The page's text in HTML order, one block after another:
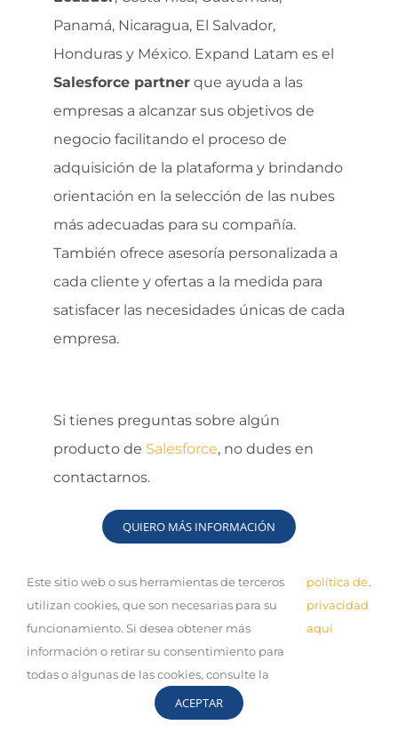
Panamá, Nicaragua, El Salvador,
Honduras y México. Expand Latam es el
Salesforce partner que ayuda a las
empresas a alcanzar sus objetivos de
negocio facilitando el proceso de
adquisición de la plataforma y brindando
orientación en la selección de las nubes
más adecuadas para su compañía.
También ofrece asesoría personalizada a
cada cliente y ofertas a la medida para
satisfacer las necesidades únicas de cada
empresa.
Si tienes preguntas sobre algún
producto de Salesforce, no dudes en
contactarnos.
QUIERO MÁS INFORMACIÓN
¿Te gustó este artículo?
!Compártelo!
Facebook
X LinkedIn
Este sitio web o sus herramientas de terceros
utilizan cookies, que son necesarias para su
funcionamiento. Si desea obtener más
información o retirar su consentimiento para
todas o algunas de las cookies, consulte la
política de
privacidad
aquí
.
ACEPTAR